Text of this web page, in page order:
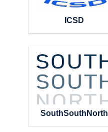
ICSD
SouthSouthNorth